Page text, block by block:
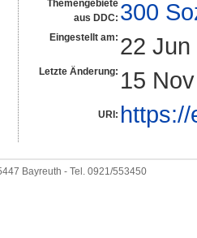
Themengebiete
aus DDC: 300
Eingestellt am: 22
Letzte Änderung: 15
URI:
Bayreuth - Tel. 0921/553450